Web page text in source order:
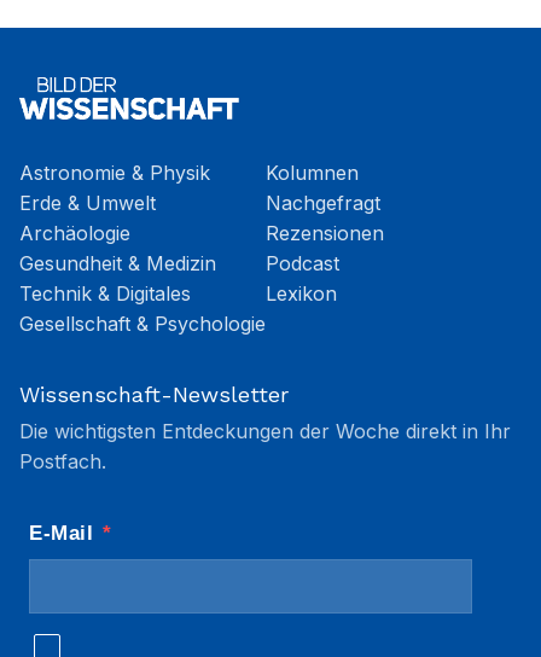
Astronomie & Physik
Erde & Umwelt
Archäologie
Gesundheit & Medizin
Technik & Digitales
Gesellschaft & Psychologie
Kolumnen
Nachgefragt
Rezensionen
Podcast
Lexikon
Wissenschaft-Newsletter
Die wichtigsten Entdeckungen der Woche direkt in Ihr
Postfach.